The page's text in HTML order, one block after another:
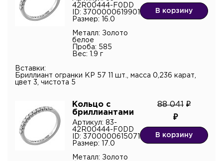
42R00444-F0DD
ID: 3700000619901
Размер: 16.0
Металл: Золото
белое
Проба: 585
Вес: 1.9 г
В корзину
Вставки:
Бриллиант огранки КР 57 11 шт., масса 0,236 карат,
цвет 3, чистота 5
Кольцо с
бриллиантами
Артикул: 83-
42R00444-F0DD
ID: 3700000615071
Размер: 17.0
Металл: Золото
88 041
В корзину